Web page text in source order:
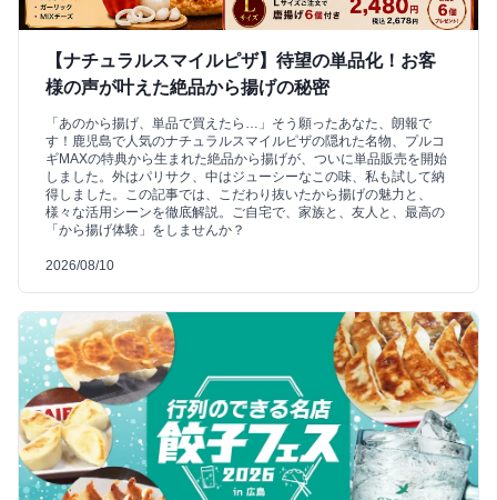
【ナチュラルスマイルピザ】待望の単品化！お客
様の声が叶えた絶品から揚げの秘密
「あのから揚げ、単品で買えたら…」そう願ったあなた、朗報で
す！鹿児島で人気のナチュラルスマイルピザの隠れた名物、プルコ
ギMAXの特典から生まれた絶品から揚げが、ついに単品販売を開始
しました。外はパリサク、中はジューシーなこの味、私も試して納
得しました。この記事では、こだわり抜いたから揚げの魅力と、
様々な活用シーンを徹底解説。ご自宅で、家族と、友人と、最高の
「から揚げ体験」をしませんか？
2026/08/10